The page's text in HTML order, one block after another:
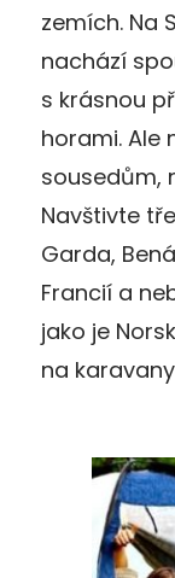
zemích. Na
nachází
s krásnou
horami. Ale
sousedům,
Navštivte
Garda,
Francií a
jako je
na